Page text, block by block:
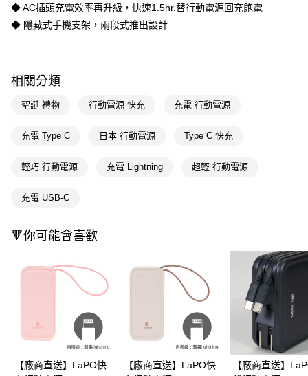
３．收到繳費通知簡訊後14天內，點擊此簡訊中的連結，可透過四大超商／
ATM／網路銀行／等多元方式進行付款，方視為交易完成。
※ 請注意：結帳手續完成當下不需立刻繳費，但若您需要取消訂單，請聯絡
是否繳費成功／繳費後需取消欲退款等相關疑問，請聯繫「AFTEE先享後付
１．透過由恩沛科技股份有限公司提供之「AFTEE先享後付」服務完成之交
易，需依本服務之必要範圍內提供個人資料，並將交易相關給付款項請求債
２．關於個人資料處理事宜，請瀏覽以下網址：
３．未成年的使用者請事先徵得法定代理人或監護人之同意方可使用
「AFTEE先享後付」，若未經同意申辦者引起之損失，本公司不負相關責
４．使用「AFTEE先享後付」時，將依據個別帳號之用戶狀況，依本公司即
時審查核予不同之上限額度；若仍有額度不足之情形，本公司將視審查結果
５．嚴禁一人註冊多個帳號或使用他人資訊註冊。若發現惡意使用之情形，
恩沛科技股份有限公司將有權停止該用戶之使用額度並採取法律行動。
◆ AC插頭充電效率再升級，快速1.5hr.替行動電源回充飽電
◆ 隱藏式手機支架，兩段式推出設計
相關分類
聖誕 禮物 行動電源 快充 充電 行動電源
充電 Type C 日本 行動電源 Type C 快充
輕巧 行動電源 充電 Lightning 超輕 行動電源
充電 USB-C
🔻你可能會喜歡
【廠商直送】LaPO快
【廠商直送】LaPO快
【廠商直送】